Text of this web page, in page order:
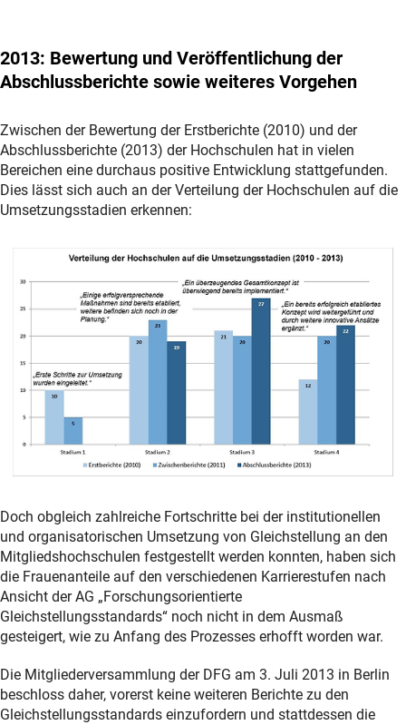
2013: Bewertung und Veröffentlichung der
Abschlussberichte sowie weiteres Vorgehen
Zwischen der Bewertung der Erstberichte (2010) und der
Abschlussberichte (2013) der Hochschulen hat in vielen
Bereichen eine durchaus positive Entwicklung stattgefunden.
Dies lässt sich auch an der Verteilung der Hochschulen auf die
Umsetzungsstadien erkennen:
Doch obgleich zahlreiche Fortschritte bei der institutionellen
und organisatorischen Umsetzung von Gleichstellung an den
Mitgliedshochschulen festgestellt werden konnten, haben sich
die Frauenanteile auf den verschiedenen Karrierestufen nach
Ansicht der AG „Forschungsorientierte
Gleichstellungsstandards“ noch nicht in dem Ausmaß
gesteigert, wie zu Anfang des Prozesses erhofft worden war.
Die Mitgliederversammlung der DFG am 3. Juli 2013 in Berlin
beschloss daher, vorerst keine weiteren Berichte zu den
Gleichstellungsstandards einzufordern und stattdessen die